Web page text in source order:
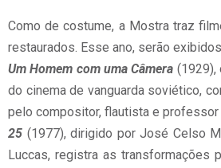
Como de costume, a Mostra traz
restaurados. Esse ano, serão
Um Homem com uma Câmera (1929),
do cinema de vanguarda soviético,
pelo compositor, flautista e professor
25 (1977), dirigido por José Celso
Luccas, registra as transformações